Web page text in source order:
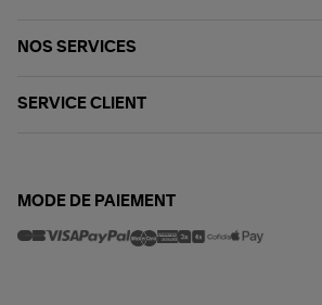
NOS SERVICES
SERVICE CLIENT
MODE DE PAIEMENT